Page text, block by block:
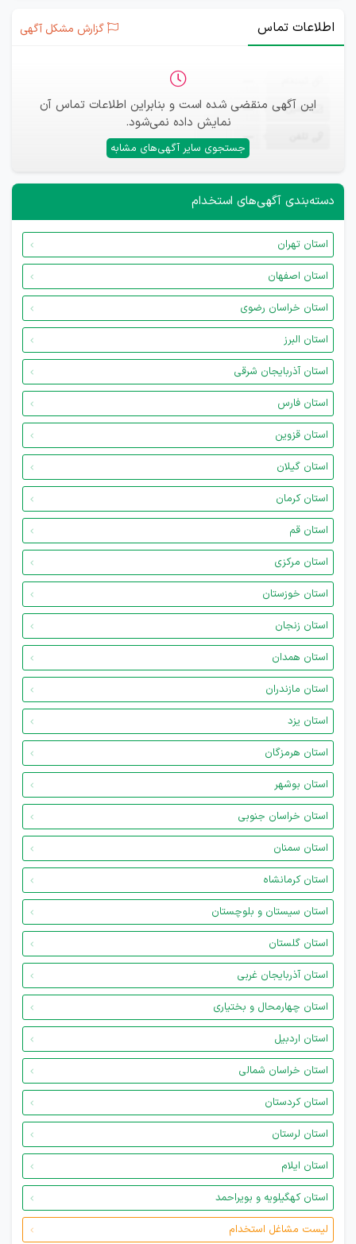
اطلاعات تماس گزارش مشکل آگهی
این آگهی منقضی شده است و بنابراین اطلاعات تماس آن
نمایش داده نمی‌شود.
جستجوی سایر آگهی‌های مشابه
ایمیل —
—
دسته‌بندی آگهی‌های استخدام
استان تهران
استان اصفهان
استان خراسان رضوی
استان البرز
استان آذربایجان شرقی
استان فارس
استان قزوین
استان گیلان
استان کرمان
استان قم
استان مرکزی
استان خوزستان
استان زنجان
استان همدان
استان مازندران
استان یزد
استان هرمزگان
استان بوشهر
استان خراسان جنوبی
استان سمنان
استان کرمانشاه
استان سیستان و بلوچستان
استان گلستان
استان آذربایجان غربی
استان چهارمحال و بختیاری
استان اردبیل
استان خراسان شمالی
استان کردستان
استان لرستان
استان ایلام
استان کهگیلویه و بویراحمد
لیست مشاغل استخدام